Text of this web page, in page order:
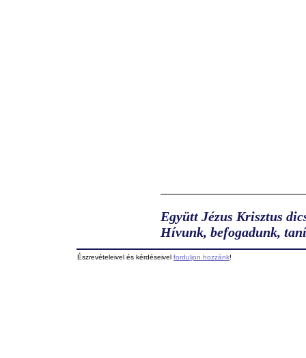
Együtt Jézus Krisztus
Hívunk, befogadunk,
Észrevételeivel és kérdéseivel forduljon hozzánk!